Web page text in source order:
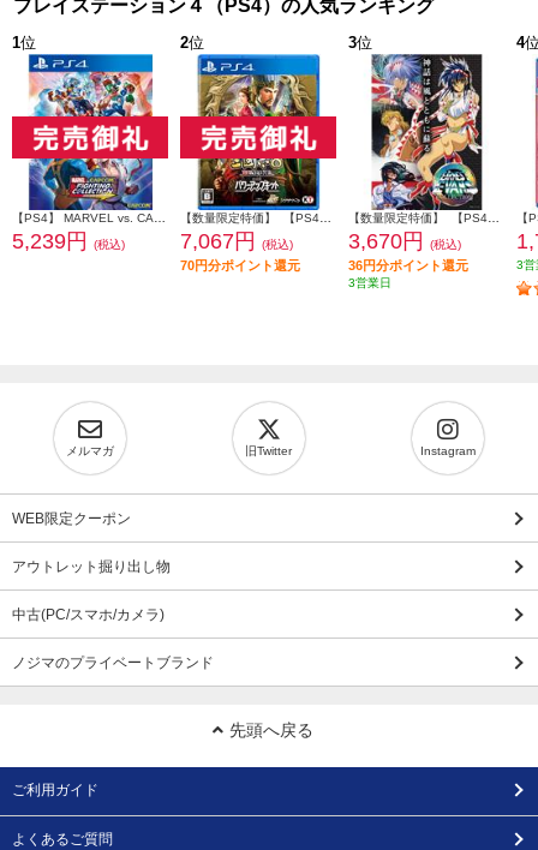
プレイステーション４（PS4）の人気ランキング
1位
5,239円 (税込)
2位
7,067円 (税込)
70円分ポイント還元
3位
3,670円 (税込)
36円分ポイント還元
3営業日
4
3営
メルマガ 旧Twitter Instagram
WEB限定クーポン
アウトレット掘り出し物
中古(PC/スマホ/カメラ)
ノジマのプライベートブランド
先頭へ戻る
ご利用ガイド
よくあるご質問